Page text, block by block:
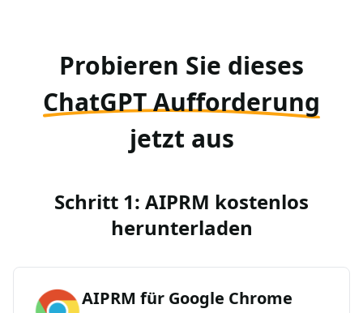
Probieren Sie dieses
ChatGPT Aufforderung
jetzt aus
Schritt 1: AIPRM kostenlos
herunterladen
AIPRM für Google Chrome